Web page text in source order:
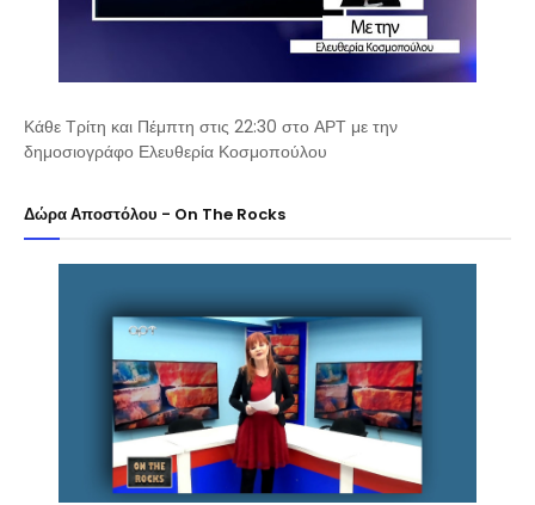
Κάθε Τρίτη και Πέμπτη στις 22:30 στο ΑΡΤ με την
δημοσιογράφο Ελευθερία Κοσμοπούλου
Δώρα Αποστόλου - On The Rocks